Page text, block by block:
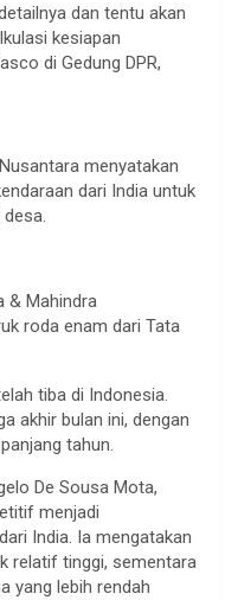
dan tentu akan
kesiapan
di Gedung DPR,
menyatakan
dari India untuk
& Mahindra
roda enam dari Tata
tiba di Indonesia.
akhir bulan ini, dengan
tahun.
De Sousa Mota,
menjadi
India. Ia mengatakan
relatif tinggi, sementara
yang lebih rendah